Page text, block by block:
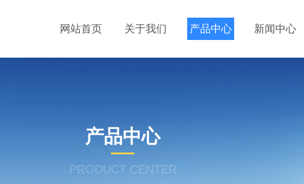
网站首页 关于我们 产品中心 新闻中心
产品中心
PRODUCT CENTER